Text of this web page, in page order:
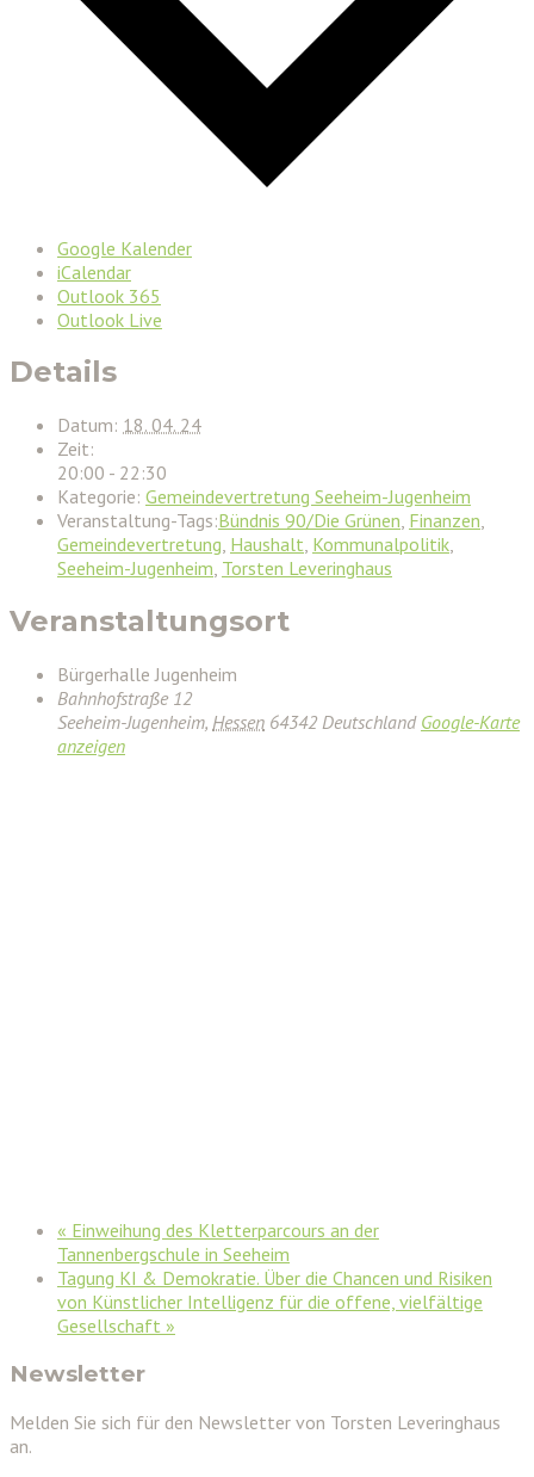
Google Kalender
iCalendar
Outlook 365
Outlook Live
Details
Datum: 18. 04. 24
Zeit:
20:00 - 22:30
Kategorie: Gemeindevertretung Seeheim-Jugenheim
Veranstaltung-Tags:Bündnis 90/Die Grünen, Finanzen,
Gemeindevertretung, Haushalt, Kommunalpolitik,
Seeheim-Jugenheim, Torsten Leveringhaus
Veranstaltungsort
Bürgerhalle Jugenheim
Bahnhofstraße 12
Seeheim-Jugenheim, Hessen 64342 Deutschland Google-Karte
anzeigen
« Einweihung des Kletterparcours an der
Tannenbergschule in Seeheim
Tagung KI & Demokratie. Über die Chancen und Risiken
von Künstlicher Intelligenz für die offene, vielfältige
Gesellschaft »
Newsletter
Melden Sie sich für den Newsletter von Torsten Leveringhaus
an.